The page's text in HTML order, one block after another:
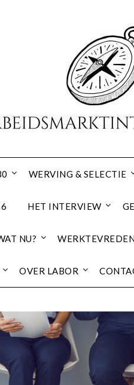
WERVING & SELECTIE
HET INTERVIEW
NU?
OVER LABOR